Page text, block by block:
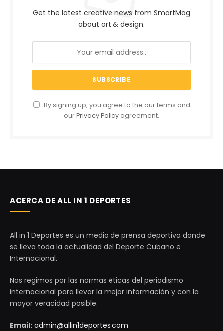
Get the latest creative news from SmartMag
about art & design.
By signing up, you agree to the our terms and
ourPrivacy Policy agreement.
ACERCA DE ALL IN 1 DEPORTES
All in 1 Deportes es un medio de prensa deportiva donde
se lleva toda la actualidad del Deporte Cubano e
Internacional.
Nos regimos por las normas éticas del periodismo
internacional para llevar la mejor información y con la
mayor veracidad posible.
Email: admin@allin1deportes.com